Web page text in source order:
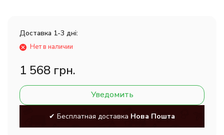
Доставка 1-3 дні:
Нет в наличии
1 568 грн.
Уведомить
✔ Бесплатная доставка Нова Пошта